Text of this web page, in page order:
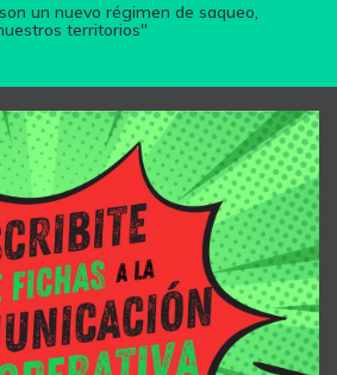
un nuevo régimen de saqueo,
territorios"